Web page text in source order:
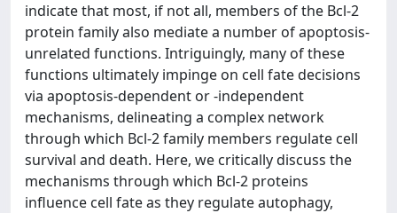
indicate that most, if not all, members of the Bcl-2
protein family also mediate a number of apoptosis-
unrelated functions. Intriguingly, many of these
functions ultimately impinge on cell fate decisions
via apoptosis-dependent or -independent
mechanisms, delineating a complex network
through which Bcl-2 family members regulate cell
survival and death. Here, we critically discuss the
mechanisms through which Bcl-2 proteins
influence cell fate as they regulate autophagy,